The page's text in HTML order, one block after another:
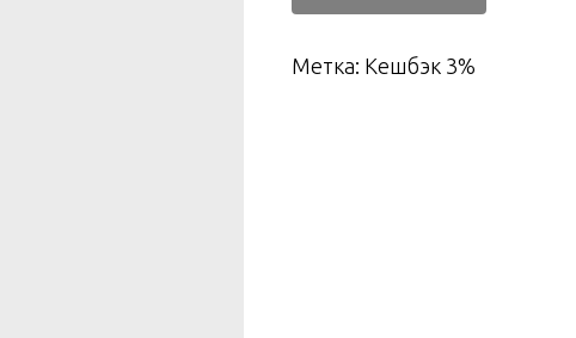
Метка: Кешбэк 3%